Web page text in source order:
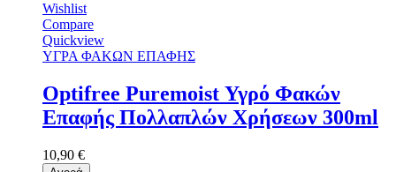
Wishlist
Compare
Quickview
ΥΓΡΑ ΦΑΚΩΝ ΕΠΑΦΗΣ
Optifree Puremoist Υγρό Φακών
Επαφής Πολλαπλών Χρήσεων 300ml
10,90 €